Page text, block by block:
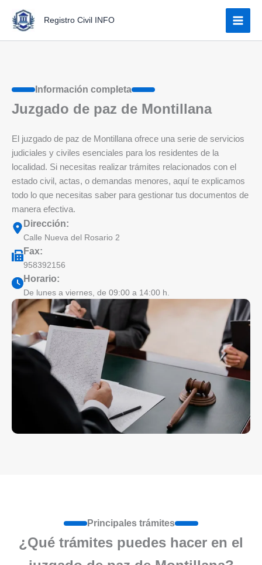
contenido
Registro Civil INFO
Información completa
Juzgado de paz de Montillana
El juzgado de paz de Montillana ofrece una serie de servicios
judiciales y civiles esenciales para los residentes de la
localidad. Si necesitas realizar trámites relacionados con el
estado civil, actas, o demandas menores, aquí te explicamos
todo lo que necesitas saber para gestionar tus documentos de
manera efectiva.
Dirección:
Calle Nueva del Rosario 2
Fax:
958392156
Horario:
De lunes a viernes, de 09:00 a 14:00 h.
Principales trámites
¿Qué trámites puedes hacer en el